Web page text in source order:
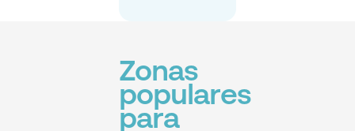
Zonas
populares
para